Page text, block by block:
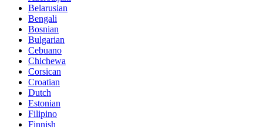
Belarusian
Bengali
Bosnian
Bulgarian
Cebuano
Chichewa
Corsican
Croatian
Dutch
Estonian
Filipino
Finnish